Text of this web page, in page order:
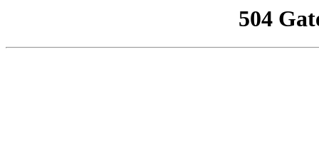
504